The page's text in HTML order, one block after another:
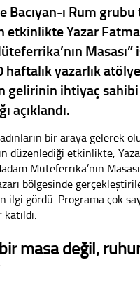
Bacıyan-ı Rum
Yazar Fatma
haftalık yazarlık
gelirinin ihtiyaç
açıklandı.
bir araya gelerek
düzenlediği etkinlikte, Yazar
Müteferrika’nın
bölgesinde
ilgi gördü. Programa çok
masa değil,